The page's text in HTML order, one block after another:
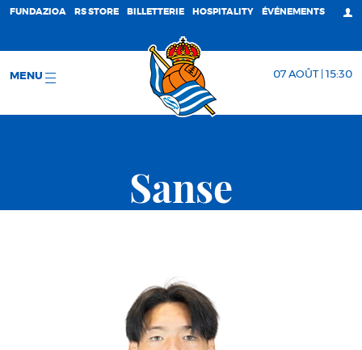
FUNDAZIOA RS STORE BILLETTERIE HOSPITALITY ÉVÉNEMENTS
MENU 07 AOÛT | 15:30
Sanse